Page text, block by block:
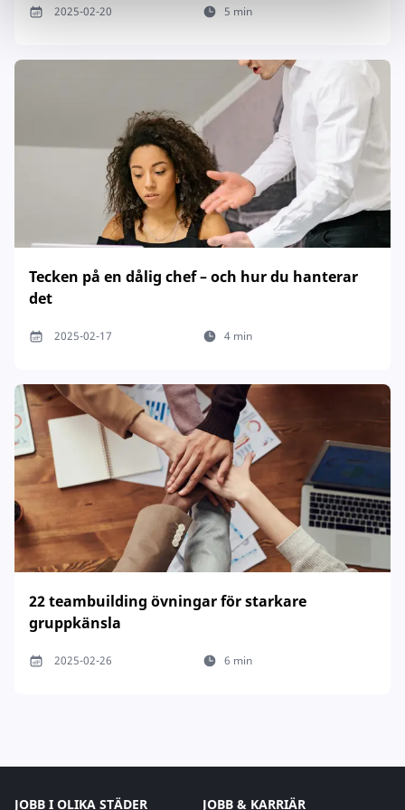
2025-02-20 5 min
Tecken på en dålig chef – och hur du hanterar
det
2025-02-17 4 min
22 teambuilding övningar för starkare
gruppkänsla
2025-02-26 6 min
JOBB I OLIKA STÄDER JOBB & KARRIÄR